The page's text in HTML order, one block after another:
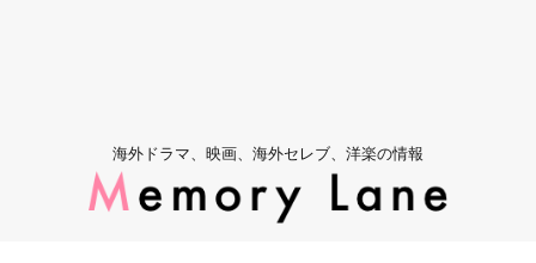
海外ドラマ、映画、海外セレブ、洋楽の情報